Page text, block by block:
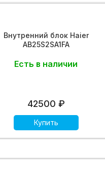
Внутренний блок Haier
AB25S2SA1FA
Есть в наличии
42500 ₽
Купить